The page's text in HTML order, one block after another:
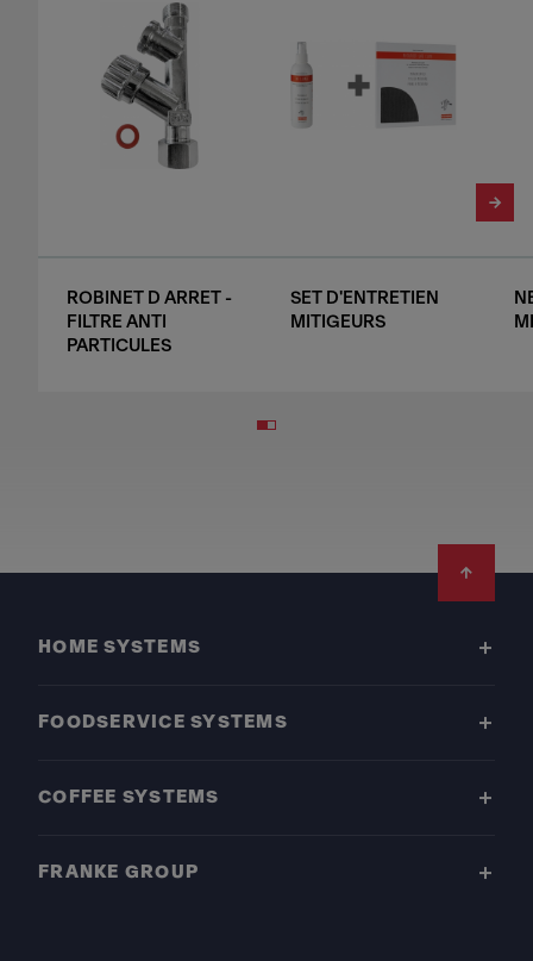
ROBINET D ARRET -
FILTRE ANTI
PARTICULES
SET D'ENTRETIEN
MITIGEURS
HOME SYSTEMS
FOODSERVICE SYSTEMS
COFFEE SYSTEMS
FRANKE GROUP